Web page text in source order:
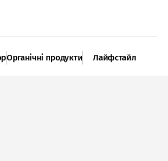
Органічні продукти Лайфстайл